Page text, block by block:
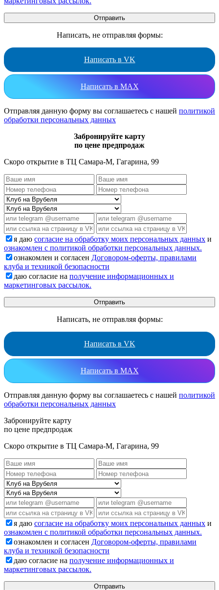
Написать, не отправляя формы:
Написать в VK
Написать в MAX
Отправляя данную форму вы соглашаетесь с нашей политикой
обработки персональных данных
Забронируйте карту
по цене предпродаж
Скоро открытие в ТЦ Самара-М, Гагарина, 99
я даю согласие на обработку моих персональных данных и
ознакомлен с политикой обработки персональных данных.
ознакомлен и согласен Договором-оферты, правилами
клуба и техникой безопасности
даю согласие на получение информационных и
маркетинговых рассылок.
Написать, не отправляя формы:
Написать в VK
Написать в MAX
Отправляя данную форму вы соглашаетесь с нашей политикой
обработки персональных данных
Забронируйте карту
по цене предпродаж
Скоро открытие в ТЦ Самара-М, Гагарина, 99
я даю согласие на обработку моих персональных данных и
ознакомлен с политикой обработки персональных данных.
ознакомлен и согласен Договором-оферты, правилами
клуба и техникой безопасности
даю согласие на получение информационных и
маркетинговых рассылок.